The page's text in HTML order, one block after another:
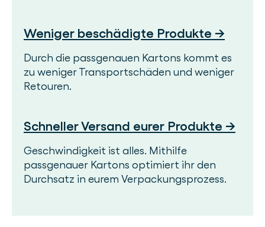
Weniger beschädigte Produkte →
Durch die passgenauen Kartons kommt es
zu weniger Transportschäden und weniger
Retouren.
Schneller Versand eurer Produkte →
Geschwindigkeit ist alles. Mithilfe
passgenauer Kartons optimiert ihr den
Durchsatz in eurem Verpackungsprozess.